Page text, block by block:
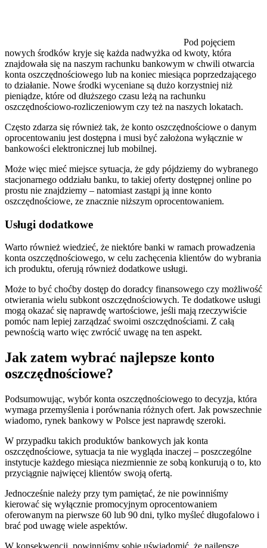
Pod pojęciem
nowych środków kryje się każda nadwyżka od kwoty, która
znajdowała się na naszym rachunku bankowym w chwili otwarcia
konta oszczędnościowego lub na koniec miesiąca poprzedzającego
to działanie. Nowe środki wyceniane są dużo korzystniej niż
pieniądze, które od dłuższego czasu leżą na rachunku
oszczędnościowo-rozliczeniowym czy też na naszych lokatach.
Często zdarza się również tak, że konto oszczędnościowe o danym
oprocentowaniu jest dostępna i musi być założona wyłącznie w
bankowości elektronicznej lub mobilnej.
Może więc mieć miejsce sytuacja, że gdy pójdziemy do wybranego
stacjonarnego oddziału banku, to takiej oferty dostępnej online po
prostu nie znajdziemy – natomiast zastąpi ją inne konto
oszczędnościowe, ze znacznie niższym oprocentowaniem.
Usługi dodatkowe
Warto również wiedzieć, że niektóre banki w ramach prowadzenia
konta oszczędnościowego, w celu zachęcenia klientów do wybrania
ich produktu, oferują również dodatkowe usługi.
Może to być choćby dostęp do doradcy finansowego czy możliwość
otwierania wielu subkont oszczędnościowych. Te dodatkowe usługi
mogą okazać się naprawdę wartościowe, jeśli mają rzeczywiście
pomóc nam lepiej zarządzać swoimi oszczędnościami. Z całą
pewnością warto więc zwrócić uwagę na ten aspekt.
Jak zatem wybrać najlepsze konto
oszczędnościowe?
Podsumowując, wybór konta oszczędnościowego to decyzja, która
wymaga przemyślenia i porównania różnych ofert. Jak powszechnie
wiadomo, rynek bankowy w Polsce jest naprawdę szeroki.
W przypadku takich produktów bankowych jak konta
oszczędnościowe, sytuacja ta nie wygląda inaczej – poszczególne
instytucje każdego miesiąca niezmiennie ze sobą konkurują o to, kto
przyciągnie najwięcej klientów swoją ofertą.
Jednocześnie należy przy tym pamiętać, że nie powinniśmy
kierować się wyłącznie promocyjnym oprocentowaniem
oferowanym na pierwsze 60 lub 90 dni, tylko myśleć długofalowo i
brać pod uwagę wiele aspektów.